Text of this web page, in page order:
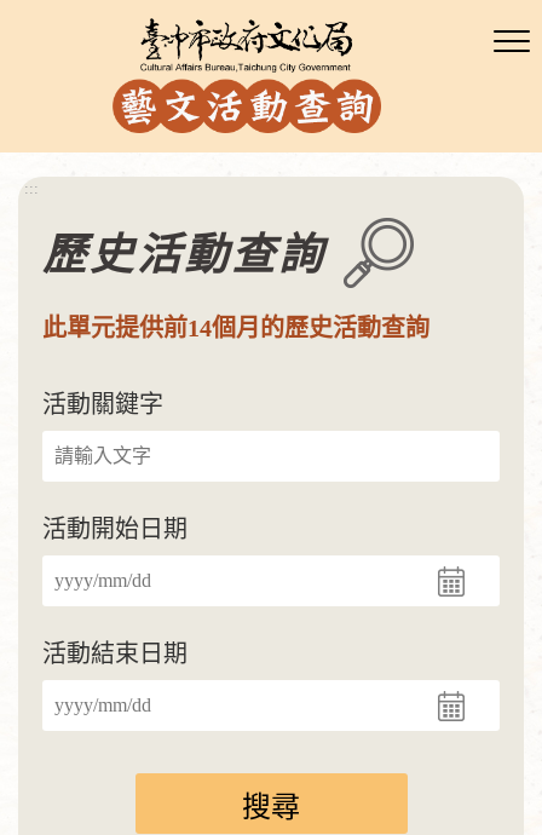
:::
歷史活動查詢
此單元提供前14個月的歷史活動查詢
活動關鍵字
活動開始日期
活動結束日期